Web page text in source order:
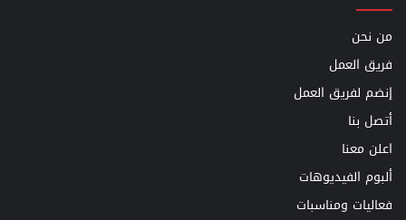
من نحن
فريق العمل
إنضم لفريق العمل
أتصل بنا
اعلن معنا
ألبوم الفيديوهات
فعاليات ومناسبات